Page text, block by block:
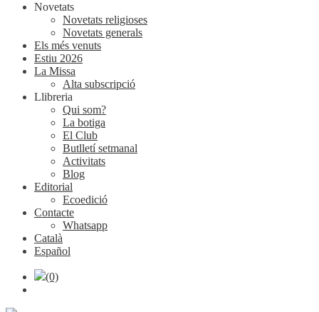
Novetats
Novetats religioses
Novetats generals
Els més venuts
Estiu 2026
La Missa
Alta subscripció
Llibreria
Qui som?
La botiga
El Club
Butlletí setmanal
Activitats
Blog
Editorial
Ecoedició
Contacte
Whatsapp
Català
Español
(0)